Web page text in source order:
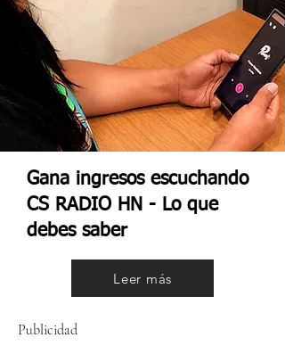
Gana ingresos escuchando
CS RADIO HN - Lo que
debes saber
Leer más
Publicidad